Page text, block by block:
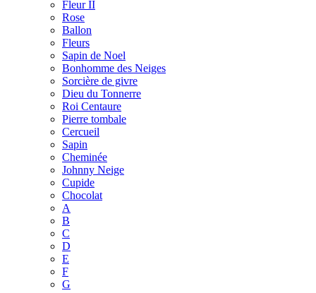
Fleur II
Rose
Ballon
Fleurs
Sapin de Noel
Bonhomme des Neiges
Sorcière de givre
Dieu du Tonnerre
Roi Centaure
Pierre tombale
Cercueil
Sapin
Cheminée
Johnny Neige
Cupide
Chocolat
A
B
C
D
E
F
G